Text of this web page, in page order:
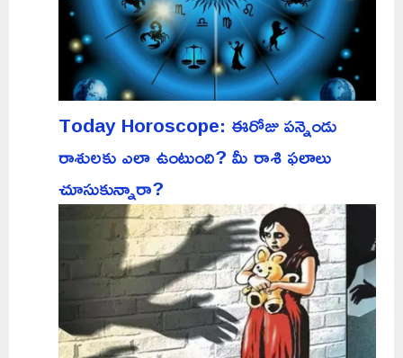
Today Horoscope: ఈరోజు పన్నెండు
రాశులకు ఎలా ఉంటుంది? మీ రాశి ఫలాలు
చూసుకున్నారా?